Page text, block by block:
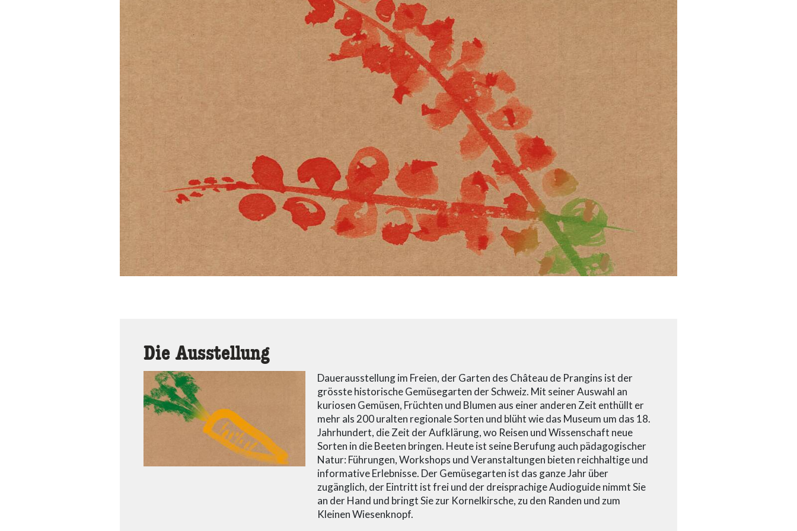
Die Ausstellung
Dauerausstellung im Freien, der Garten des Château de Prangins ist der
grösste historische Gemüsegarten der Schweiz. Mit seiner Auswahl an
kuriosen Gemüsen, Früchten und Blumen aus einer anderen Zeit enthüllt er
mehr als 200 uralten regionale Sorten und blüht wie das Museum um das 18.
Jahrhundert, die Zeit der Aufklärung, wo Reisen und Wissenschaft neue
Sorten in die Beeten bringen. Heute ist seine Berufung auch pädagogischer
Natur: Führungen, Workshops und Veranstaltungen bieten reichhaltige und
informative Erlebnisse. Der Gemüsegarten ist das ganze Jahr über
zugänglich, der Eintritt ist frei und der dreisprachige Audioguide nimmt Sie
an der Hand und bringt Sie zur Kornelkirsche, zu den Randen und zum
Kleinen Wiesenknopf.